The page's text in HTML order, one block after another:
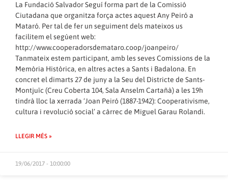
La Fundació Salvador Seguí forma part de la Comissió
Ciutadana que organitza força actes aquest Any Peiró a
Mataró. Per tal de fer un seguiment dels mateixos us
facilitem el segúent web:
http://www.cooperadorsdemataro.coop/joanpeiro/
Tanmateix estem participant, amb les seves Comissions de la
Memòria Històrica, en altres actes a Sants i Badalona. En
concret el dimarts 27 de juny a la Seu del Districte de Sants-
Montjuïc (Creu Coberta 104, Sala Anselm Cartañà) a les 19h
tindrà lloc la xerrada ‘Joan Peiró (1887-1942): Cooperativisme,
cultura i revolució social’ a càrrec de Miguel Garau Rolandi.
LLEGIR MÉS »
19/06/2017 - 10:00:00